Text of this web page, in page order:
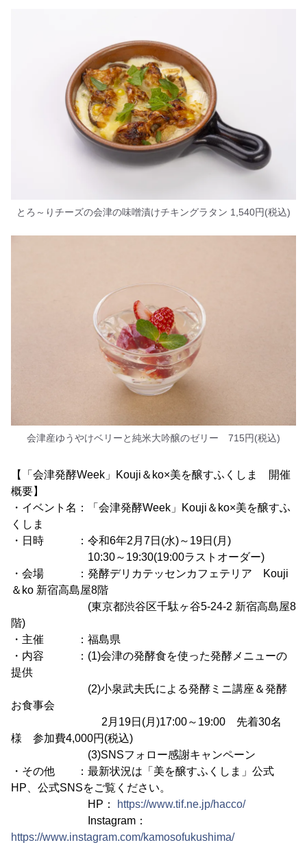
とろ～りチーズの会津の味噌漬けチキングラタン 1,540円(税込)
会津産ゆうやけベリーと純米大吟醸のゼリー 715円(税込)
【「会津発酵Week」Kouji＆ko×美を醸すふくしま 開催
概要】
・イベント名：「会津発酵Week」Kouji＆ko×美を醸すふ
くしま
・日時 ：令和6年2月7日(水)～19日(月)
10:30～19:30(19:00ラストオーダー)
・会場 ：発酵デリカテッセンカフェテリア Kouji
＆ko 新宿高島屋8階
(東京都渋谷区千駄ヶ谷5-24-2 新宿高島屋8
階)
・主催 ：福島県
・内容 ：(1)会津の発酵食を使った発酵メニューの
提供
(2)小泉武夫氏による発酵ミニ講座＆発酵
お食事会
2月19日(月)17:00～19:00 先着30名
様 参加費4,000円(税込)
(3)SNSフォロー感謝キャンペーン
・その他 ：最新状況は「美を醸すふくしま」公式
HP、公式SNSをご覧ください。
HP：
https://www.tif.ne.jp/hacco/
Instagram：
https://www.instagram.com/kamosofukushima/